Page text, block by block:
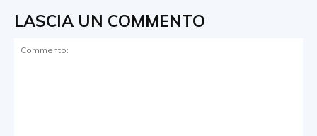
LASCIA UN COMMENTO